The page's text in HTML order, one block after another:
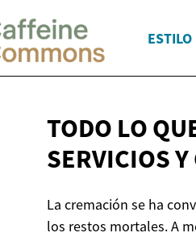
ESTILO
TODO LO
SERVICIOS
La cremación se ha
los restos mortales. A